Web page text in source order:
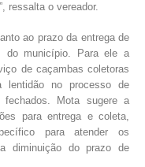
ressalta o vereador.
ao prazo da entrega de
do município. Para ele a
de caçambas coletoras
lentidão no processo de
fechados. Mota sugere a
para entrega e coleta,
para atender os
diminuição do prazo de